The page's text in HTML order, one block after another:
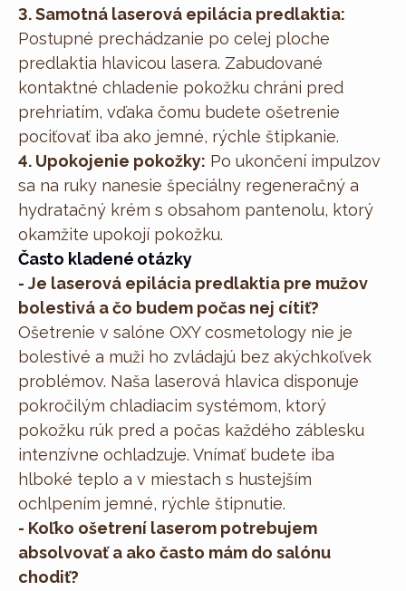
3. Samotná laserová epilácia predlaktia:
Postupné prechádzanie po celej ploche
predlaktia hlavicou lasera. Zabudované
kontaktné chladenie pokožku chráni pred
prehriatím, vďaka čomu budete ošetrenie
pociťovať iba ako jemné, rýchle štipkanie.
4. Upokojenie pokožky: Po ukončení impulzov
sa na ruky nanesie špeciálny regeneračný a
hydratačný krém s obsahom pantenolu, ktorý
okamžite upokojí pokožku.
Často kladené otázky
- Je laserová epilácia predlaktia pre mužov
bolestivá a čo budem počas nej cítiť?
Ošetrenie v salóne OXY cosmetology nie je
bolestivé a muži ho zvládajú bez akýchkoľvek
problémov. Naša laserová hlavica disponuje
pokročilým chladiacim systémom, ktorý
pokožku rúk pred a počas každého záblesku
intenzívne ochladzuje. Vnímať budete iba
hlboké teplo a v miestach s hustejším
ochlpením jemné, rýchle štipnutie.
- Koľko ošetrení laserom potrebujem
absolvovať a ako často mám do salónu
chodiť?